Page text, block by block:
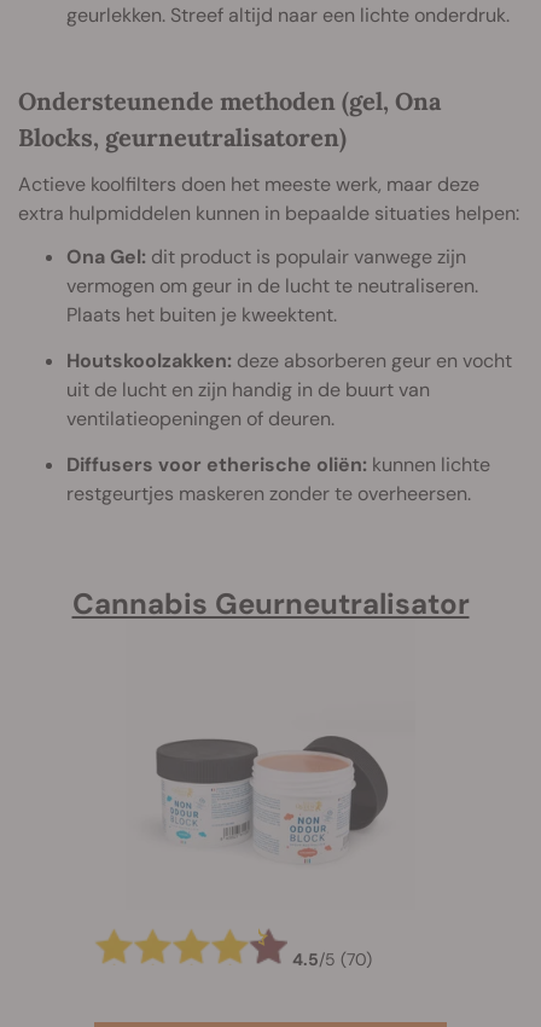
geurlekken. Streef altijd naar een lichte onderdruk.
Ondersteunende methoden (gel, Ona
Blocks, geurneutralisatoren)
Actieve koolfilters doen het meeste werk, maar deze
extra hulpmiddelen kunnen in bepaalde situaties helpen:
Ona Gel: dit product is populair vanwege zijn
vermogen om geur in de lucht te neutraliseren.
Plaats het buiten je kweektent.
Houtskoolzakken: deze absorberen geur en vocht
uit de lucht en zijn handig in de buurt van
ventilatieopeningen of deuren.
Diffusers voor etherische oliën: kunnen lichte
restgeurtjes maskeren zonder te overheersen.
Cannabis Geurneutralisator
4.5/5 (70)